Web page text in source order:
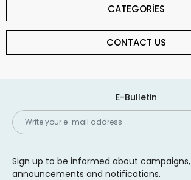
CATEGORİES
CONTACT US
E-Bulletin
Sign up to be informed about campaigns,
announcements and notifications.